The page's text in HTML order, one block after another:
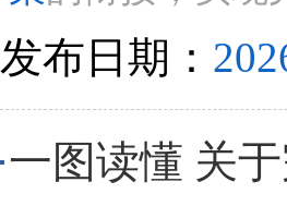
发布日期：
一图读懂 关